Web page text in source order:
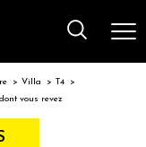
Villa T4
vous revez